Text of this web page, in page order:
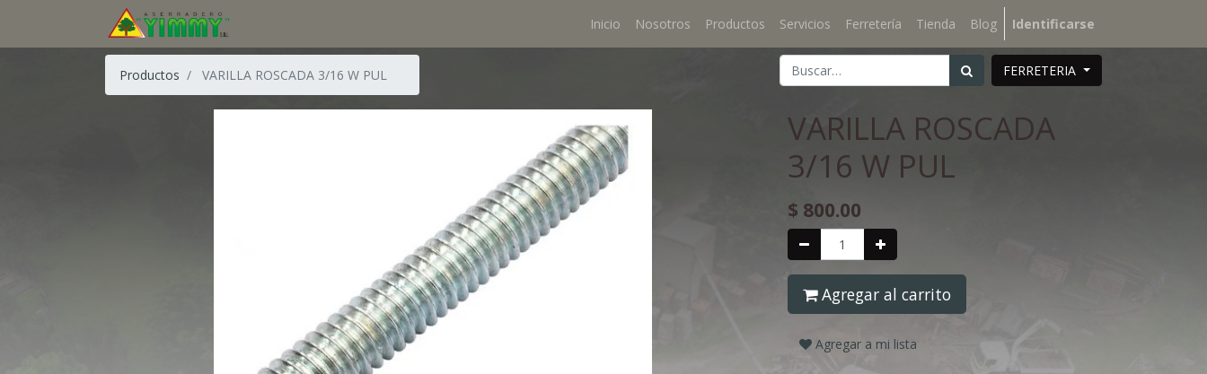
Inicio Nosotros Productos Servicios Ferretería Tienda Blog Identificarse
Productos VARILLA ROSCADA 3/16 W PUL FERRETERIA
VARILLA ROSCADA
3/16 W PUL
$ 800.00
Agregar al carrito
Agregar a mi lista